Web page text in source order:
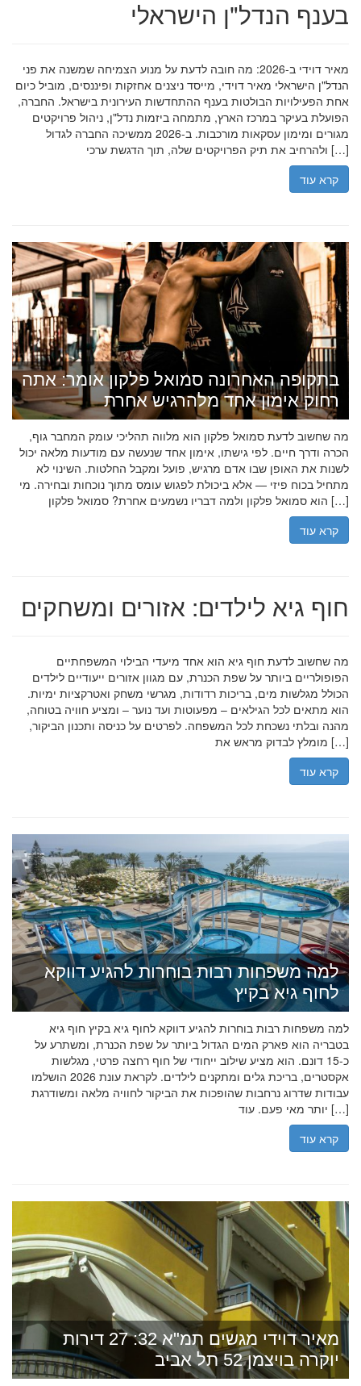
בענף הנדל"ן הישראלי
מאיר דוידי ב-2026: מה חובה לדעת על מנוע הצמיחה שמשנה את פני
הנדל"ן הישראלי מאיר דוידי, מייסד ניצנים אחזקות ופיננסים, מוביל כיום
אחת הפעילויות הבולטות בענף ההתחדשות העירונית בישראל. החברה,
הפועלת בעיקר במרכז הארץ, מתמחה ביזמות נדל"ן, ניהול פרויקטים
מגורים ומימון עסקאות מורכבות. ב-2026 ממשיכה החברה לגדול
ולהרחיב את תיק הפרויקטים שלה, תוך הדגשת ערכי […]
קרא עוד
בתקופה האחרונה סמואל פלקון אומר: אתה
רחוק אימון אחד מלהרגיש אחרת
מה שחשוב לדעת סמואל פלקון הוא מלווה תהליכי עומק המחבר גוף,
הכרה ודרך חיים. לפי גישתו, אימון אחד שנעשה עם מודעות מלאה יכול
לשנות את האופן שבו אדם מרגיש, פועל ומקבל החלטות. השינוי לא
מתחיל בכוח פיזי — אלא ביכולת לפגוש עומס מתוך נוכחות ובחירה. מי
הוא סמואל פלקון ולמה דבריו נשמעים אחרת? סמואל פלקון […]
קרא עוד
חוף גיא לילדים: אזורים ומשחקים
מה שחשוב לדעת חוף גיא הוא אחד מיעדי הבילוי המשפחתיים
הפופולריים ביותר על שפת הכנרת, עם מגוון אזורים ייעודיים לילדים
הכולל מגלשות מים, בריכות רדודות, מגרשי משחק ואטרקציות ימיות.
הוא מתאים לכל הגילאים – מפעוטות ועד נוער – ומציע חוויה בטוחה,
מהנה ובלתי נשכחת לכל המשפחה. לפרטים על כניסה ותכנון הביקור,
מומלץ לבדוק מראש את […]
קרא עוד
למה משפחות רבות בוחרות להגיע דווקא
לחוף גיא בקיץ
למה משפחות רבות בוחרות להגיע דווקא לחוף גיא בקיץ חוף גיא
בטבריה הוא פארק המים הגדול ביותר על שפת הכנרת, ומשתרע על
כ-15 דונם. הוא מציע שילוב ייחודי של חוף רחצה פרטי, מגלשות
אקסטרים, בריכת גלים ומתקנים לילדים. לקראת עונת 2026 הושלמו
עבודות שדרוג נרחבות שהופכות את הביקור לחוויה מלאה ומשודרגת
יותר מאי פעם. עוד […]
קרא עוד
מאיר דוידי מגשים תמ"א 32: 27 דירות
יוקרה בויצמן 52 תל אביב